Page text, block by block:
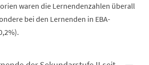
waren die Lernendenzahlen überall
bei den Lernenden in EBA-